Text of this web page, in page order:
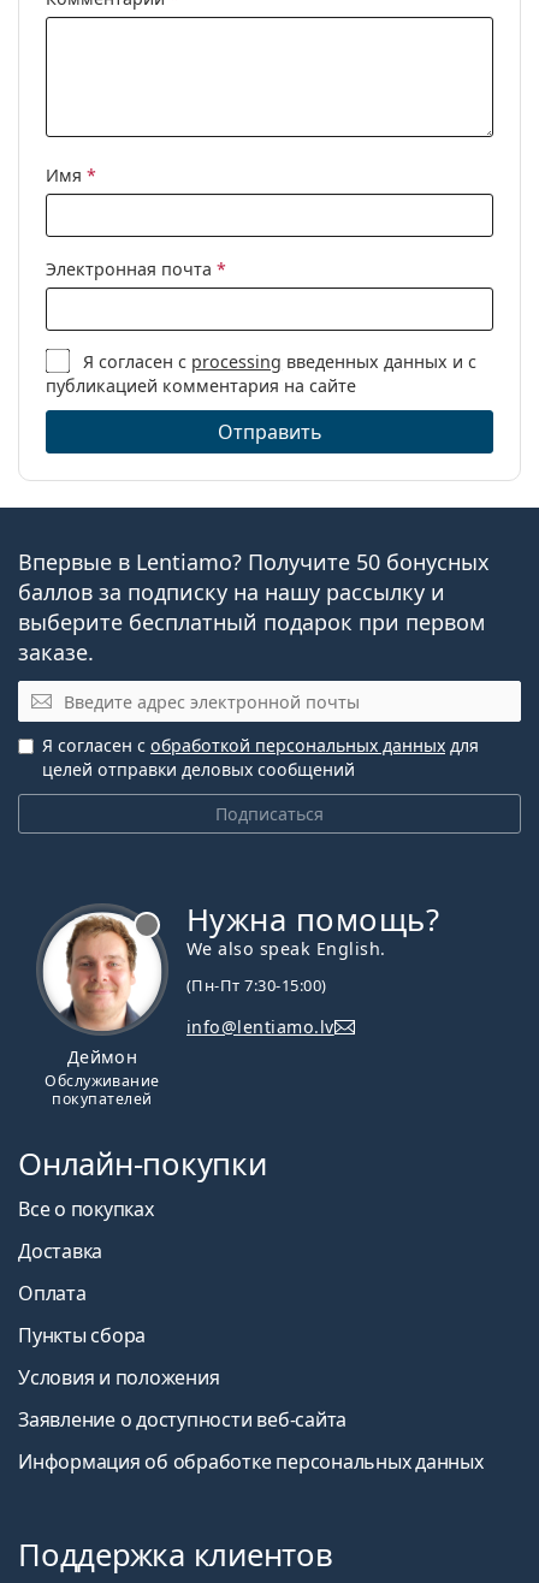
Имя *
Электронная почта *
Я согласен с processing введенных данных и с
публикацией комментария на сайте
Отправить
Впервые в Lentiamo? Получите 50 бонусных
баллов за подписку на нашу рассылку и
выберите бесплатный подарок при первом
заказе.
Эл. почта
Подписаться
Я согласен с обработкой персональных данных для
целей отправки деловых сообщений
Деймон
Обслуживание
покупателей
Нужна помощь?
We also speak English.
(Пн-Пт 7:30-15:00)
info@lentiamo.lv
Онлайн-покупки
Все о покупках
Доставка
Оплата
Пункты сбора
Условия и положения
Заявление о доступности веб-сайта
Информация об обработке персональных данных
Поддержка клиентов